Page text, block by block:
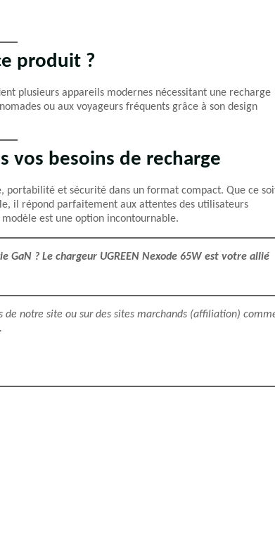
produit ?
plusieurs appareils modernes nécessitant une recharge
ou aux voyageurs fréquents grâce à son design
vos besoins de recharge
portabilité et sécurité dans un format compact. Que ce
il répond parfaitement aux attentes des utilisateurs
est une option incontournable.
GaN ? Le chargeur UGREEN Nexode 65W est votre allié
de notre site ou sur des sites marchands (affiliation)
.